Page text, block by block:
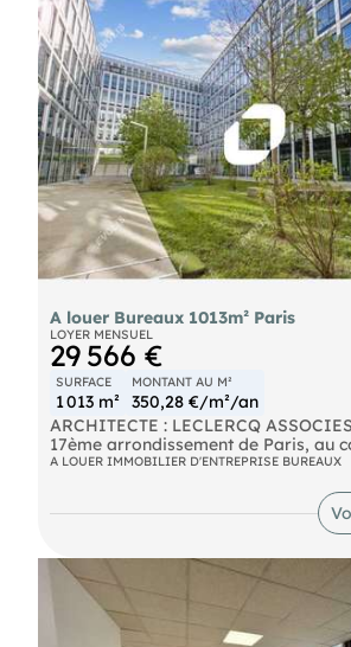
Porte de Clichy Tramway (T3b) :
pied) RER (C) : Porte de Clichy (13
Autoroute Porte de St Ouen
A louer Bureaux 1013m² Paris
LOYER MENSUEL
29 566 €
SURFACE
1 013 m²
MONTANT AU M²
350,28 €/m²/an
ARCHITECTE : LECLERCQ
17ème arrondissement de Paris, au
nouveau quartier "Porte Pouchet",
location dans un immeuble neuf. Les
lumineuses et rationnelles. Places
voitures et motos disponible en
Velib' Velib' Bus (66-173) : Bois le
pied) Metro Porte de Saint-Ouen (13)
Porte de Clichy Tramway (T3b) :
pied) RER (C) : Porte de Clichy (13
Autoroute Porte de St Ouen
A LOUER IMMOBILIER D'ENTREPRISE BUREAUX